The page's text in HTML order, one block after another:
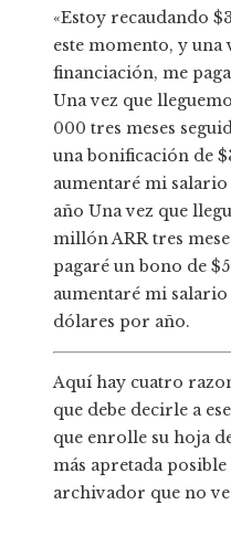
«Estoy recaudando
este momento, y una
financiación, me
Una vez que
000 tres meses
una bonificación de
aumentaré mi salario
año Una vez que
millón ARR tres
pagaré un bono de
aumentaré mi salario
dólares por año.
Aquí hay cuatro
que debe decirle a
que enrolle su hoja
más apretada
archivador que no